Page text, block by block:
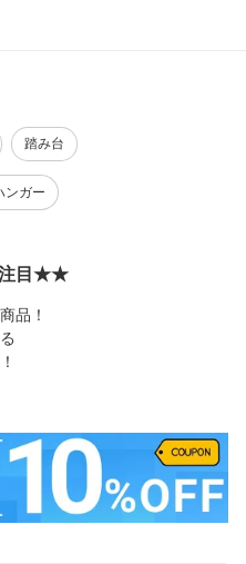
踏み台
ンガー
注目★★
品！